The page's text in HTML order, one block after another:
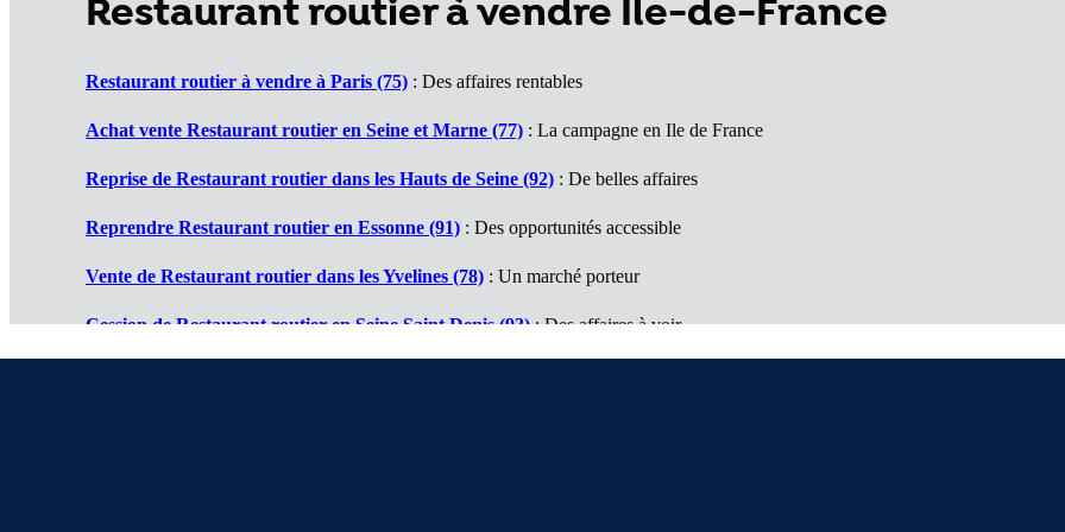
Restaurant routier à vendre Île-de-France
Restaurant routier à vendre à Paris (75) : Des affaires rentables
Achat vente Restaurant routier en Seine et Marne (77) : La campagne en Ile de France
Reprise de Restaurant routier dans les Hauts de Seine (92) : De belles affaires
Reprendre Restaurant routier en Essonne (91) : Des opportunités accessible
Vente de Restaurant routier dans les Yvelines (78) : Un marché porteur
Cession de Restaurant routier en Seine Saint Denis (93): Des affaires à voir